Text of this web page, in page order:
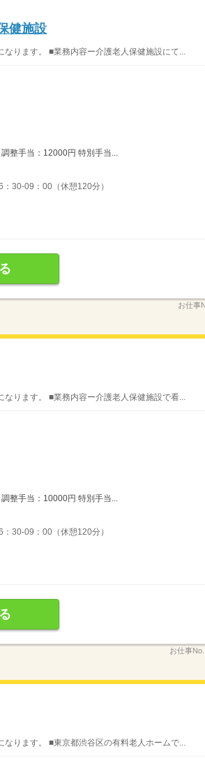
健施設
ります。 ■業務内容ー介護老人保健施設にて...
整手当：12000円 特別手当...
30-09：00（休憩120分）
お仕事
ります。 ■業務内容ー介護老人保健施設で看...
整手当：10000円 特別手当...
30-09：00（休憩120分）
お仕事No.
ります。 ■東京都渋谷区の有料老人ホームで...